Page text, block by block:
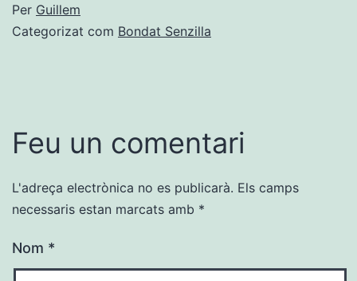
Per Guillem
Categorizat com Bondat Senzilla
Feu un comentari
L'adreça electrònica no es publicarà. Els camps
necessaris estan marcats amb *
Nom *